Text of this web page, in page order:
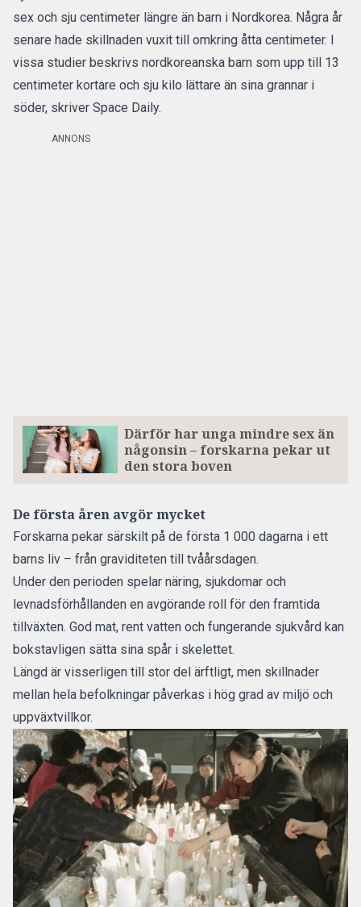
sex och sju centimeter längre än barn i Nordkorea. Några år
senare hade skillnaden vuxit till omkring åtta centimeter. I
vissa studier beskrivs nordkoreanska barn som upp till 13
centimeter kortare och sju kilo lättare än sina grannar i
söder, skriver Space Daily.
ANNONS
Därför har unga mindre sex än
någonsin – forskarna pekar ut
den stora boven
De första åren avgör mycket
Forskarna pekar särskilt på de första 1 000 dagarna i ett
barns liv – från graviditeten till tvåårsdagen.
Under den perioden spelar näring, sjukdomar och
levnadsförhållanden en avgörande roll för den framtida
tillväxten. God mat, rent vatten och fungerande sjukvård kan
bokstavligen sätta sina spår i skelettet.
Längd är visserligen till stor del ärftligt, men skillnader
mellan hela befolkningar påverkas i hög grad av miljö och
uppväxtvillkor.